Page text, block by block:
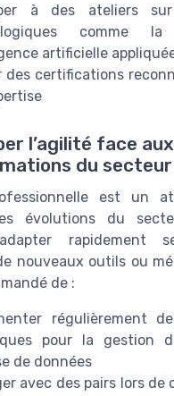
à des ateliers
comme
artificielle
des certifications
l’agilité face aux
du secteur
est un
évolutions du
rapidement
nouveaux outils ou
de :
régulièrement
pour la gestion
de données
avec des pairs lors de